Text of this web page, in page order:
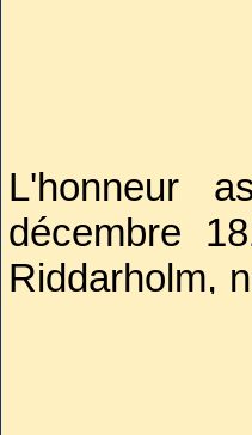
L'honneur
décembre
Riddarholm,